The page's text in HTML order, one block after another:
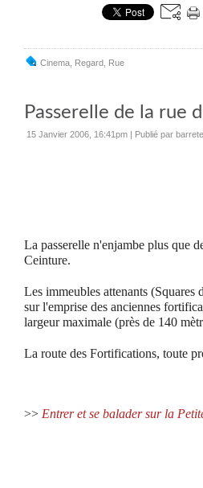
Cinema Regard Rue
Passerelle de la rue
15 Janvier 2006, 16:41pm | Publié par
La passerelle n'enjambe plus que
Ceinture.
Les immeubles attenants (Squares
sur l'emprise des anciennes
largeur maximale (près de 140
La route des Fortifications, toute
>> Entrer et se balader sur la